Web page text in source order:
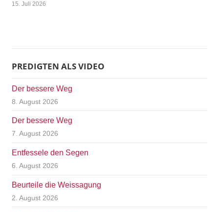
15. Juli 2026
PREDIGTEN ALS VIDEO
Der bessere Weg
8. August 2026
Der bessere Weg
7. August 2026
Entfessele den Segen
6. August 2026
Beurteile die Weissagung
2. August 2026